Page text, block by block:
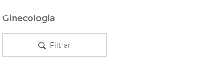
Ginecologia
Filtrar